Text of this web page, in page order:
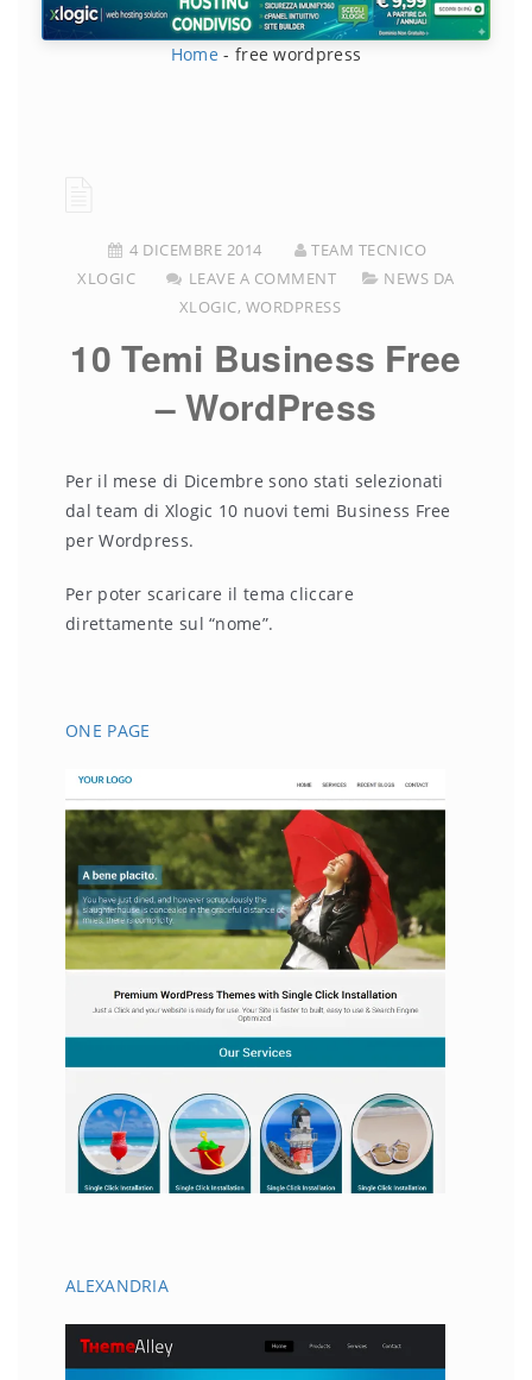
Home - free wordpress
4 DICEMBRE 2014
TEAM TECNICO
XLOGIC
LEAVE A COMMENT
NEWS DA
XLOGIC, WORDPRESS
10 Temi Business Free
– WordPress
Per il mese di Dicembre sono stati selezionati
dal team di Xlogic 10 nuovi temi Business Free
per Wordpress.
Per poter scaricare il tema cliccare
direttamente sul “nome”.
ONE PAGE
ALEXANDRIA